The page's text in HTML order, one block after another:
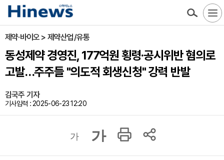
제약·바이오 > 제약산업/유통
동성제약 경영진, 177억원 횡령·공시위반 혐의로
고발…주주들 "의도적 회생신청" 강력 반발
김국주 기자
기사입력 : 2025-06-23 12:20
가 가